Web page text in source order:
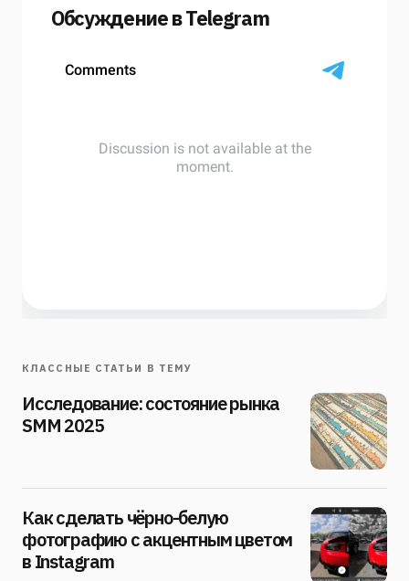
Обсуждение в Telegram
КЛАССНЫЕ СТАТЬИ В ТЕМУ
Исследование: состояние рынка
SMM 2025
Как сделать чёрно-белую
фотографию с акцентным цветом
в Instagram